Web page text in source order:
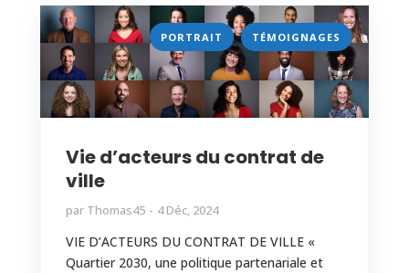
PORTRAIT , TÉMOIGNAGES
Vie d’acteurs du contrat de
ville
par Thomas45 4 Déc, 2024
VIE D’ACTEURS DU CONTRAT DE VILLE «
Quartier 2030, une politique partenariale et